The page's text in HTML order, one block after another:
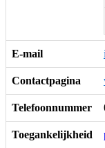
E-mail
Contactpagina
Telefoonnummer
Toegankelijkheid